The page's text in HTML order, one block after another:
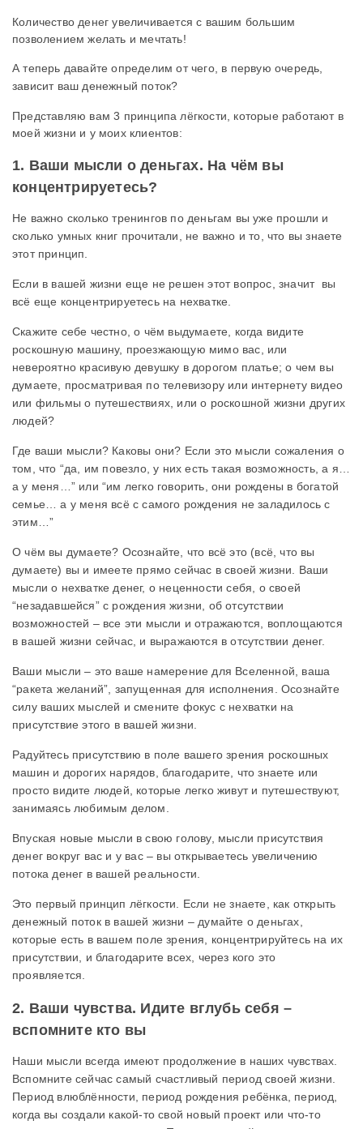
Количество денег увеличивается с вашим большим
позволением желать и мечтать!
А теперь давайте определим от чего, в первую очередь,
зависит ваш денежный поток?
Представляю вам 3 принципа лёгкости, которые работают в
моей жизни и у моих клиентов:
1. Ваши мысли о деньгах. На чём вы
концентрируетесь?
Не важно сколько тренингов по деньгам вы уже прошли и
сколько умных книг прочитали, не важно и то, что вы знаете
этот принцип.
Если в вашей жизни еще не решен этот вопрос, значит вы
всё еще концентрируетесь на нехватке.
Скажите себе честно, о чём выдумаете, когда видите
роскошную машину, проезжающую мимо вас, или
невероятно красивую девушку в дорогом платье; о чем вы
думаете, просматривая по телевизору или интернету видео
или фильмы о путешествиях, или о роскошной жизни других
людей?
Где ваши мысли? Каковы они? Если это мысли сожаления о
том, что “да, им повезло, у них есть такая возможность, а я…
а у меня…” или “им легко говорить, они рождены в богатой
семье… а у меня всё с самого рождения не заладилось с
этим…”
О чём вы думаете? Осознайте, что всё это (всё, что вы
думаете) вы и имеете прямо сейчас в своей жизни. Ваши
мысли о нехватке денег, о неценности себя, о своей
“незадавшейся” с рождения жизни, об отсутствии
возможностей – все эти мысли и отражаются, воплощаются
в вашей жизни сейчас, и выражаются в отсутствии денег.
Ваши мысли – это ваше намерение для Вселенной, ваша
“ракета желаний”, запущенная для исполнения. Осознайте
силу ваших мыслей и смените фокус с нехватки на
присутствие этого в вашей жизни.
Радуйтесь присутствию в поле вашего зрения роскошных
машин и дорогих нарядов, благодарите, что знаете или
просто видите людей, которые легко живут и путешествуют,
занимаясь любимым делом.
Впуская новые мысли в свою голову, мысли присутствия
денег вокруг вас и у вас – вы открываетесь увеличению
потока денег в вашей реальности.
Это первый принцип лёгкости. Если не знаете, как открыть
денежный поток в вашей жизни – думайте о деньгах,
которые есть в вашем поле зрения, концентрируйтесь на их
присутствии, и благодарите всех, через кого это
проявляется.
2. Ваши чувства. Идите вглубь себя –
вспомните кто вы
Наши мысли всегда имеют продолжение в наших чувствах.
Вспомните сейчас самый счастливый период своей жизни.
Период влюблённости, период рождения ребёнка, период,
когда вы создали какой-то свой новый проект или что-то